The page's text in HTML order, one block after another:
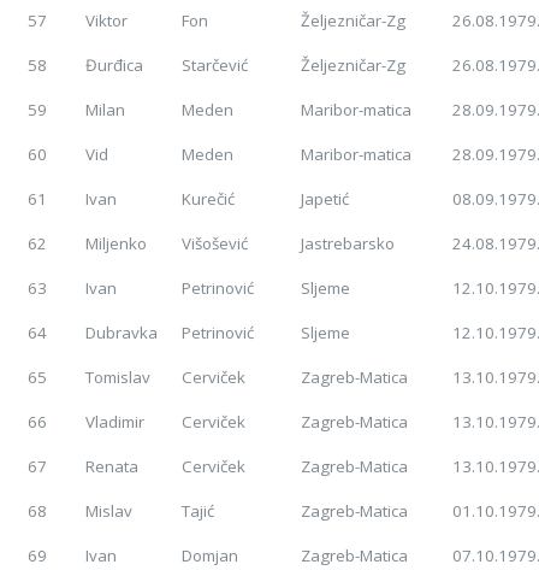
57 Viktor Fon Željezničar-Zg
58 Đurđica Starčević Željezničar-Zg
59 Milan Meden Maribor-matica
60 Vid Meden Maribor-matica
61 Ivan Kurečić Japetić
62 Miljenko Višošević Jastrebarsko
63 Ivan Petrinović Sljeme
64 Dubravka Petrinović Sljeme
65 Tomislav Cerviček Zagreb-Matica
66 Vladimir Cerviček Zagreb-Matica
67 Renata Cerviček Zagreb-Matica
68 Mislav Tajić Zagreb-Matica
69 Ivan Domjan Zagreb-Matica